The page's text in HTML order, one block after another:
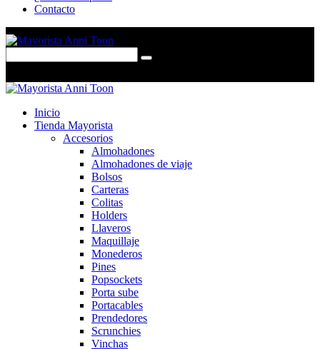
Contacto
Inicio
Tienda Mayorista
Accesorios
Almohadones
Almohadones de viaje
Bolsos
Carteras
Colitas
Holders
Llaveros
Maquillaje
Monederos
Pines
Popsockets
Porta sube
Portacables
Prendedores
Scrunchies
Vinchas